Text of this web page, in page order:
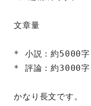
文章量
* 小説：約5000字
* 評論：約3000字
かなり長文です。